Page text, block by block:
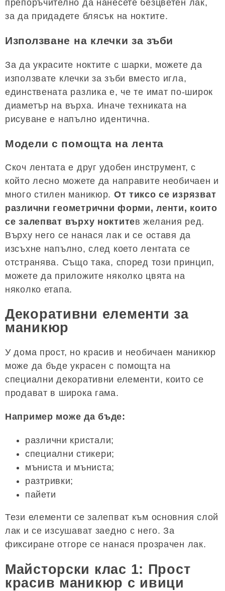
препоръчително да нанесете безцветен лак,
за да придадете блясък на ноктите.
Използване на клечки за зъби
За да украсите ноктите с шарки, можете да
използвате клечки за зъби вместо игла,
единствената разлика е, че те имат по-широк
диаметър на върха. Иначе техниката на
рисуване е напълно идентична.
Модели с помощта на лента
Скоч лентата е друг удобен инструмент, с
който лесно можете да направите необичаен и
много стилен маникюр. От тиксо се изрязват
различни геометрични форми, ленти, които
се залепват върху ноктитев желания ред.
Върху него се нанася лак и се оставя да
изсъхне напълно, след което лентата се
отстранява. Също така, според този принцип,
можете да приложите няколко цвята на
няколко етапа.
Декоративни елементи за
маникюр
У дома прост, но красив и необичаен маникюр
може да бъде украсен с помощта на
специални декоративни елементи, които се
продават в широка гама.
Например може да бъде:
различни кристали;
специални стикери;
мъниста и мъниста;
разтривки;
пайети
Тези елементи се залепват към основния слой
лак и се изсушават заедно с него. За
фиксиране отгоре се нанася прозрачен лак.
Майсторски клас 1: Прост
красив маникюр с ивици